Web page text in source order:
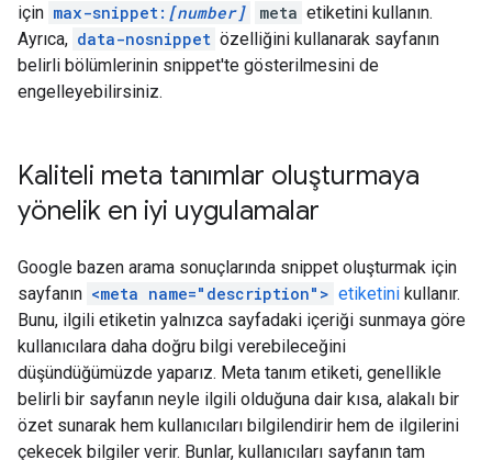
için max-snippet: [number] meta etiketini kullanın.
Ayrıca, data-nosnippet özelliğini kullanarak sayfanın
belirli bölümlerinin snippet'te gösterilmesini de
engelleyebilirsiniz.
Kaliteli meta tanımlar oluşturmaya
yönelik en iyi uygulamalar
Google bazen arama sonuçlarında snippet oluşturmak için
sayfanın <meta name="description"> etiketini kullanır.
Bunu, ilgili etiketin yalnızca sayfadaki içeriği sunmaya göre
kullanıcılara daha doğru bilgi verebileceğini
düşündüğümüzde yaparız. Meta tanım etiketi, genellikle
belirli bir sayfanın neyle ilgili olduğuna dair kısa, alakalı bir
özet sunarak hem kullanıcıları bilgilendirir hem de ilgilerini
çekecek bilgiler verir. Bunlar, kullanıcıları sayfanın tam